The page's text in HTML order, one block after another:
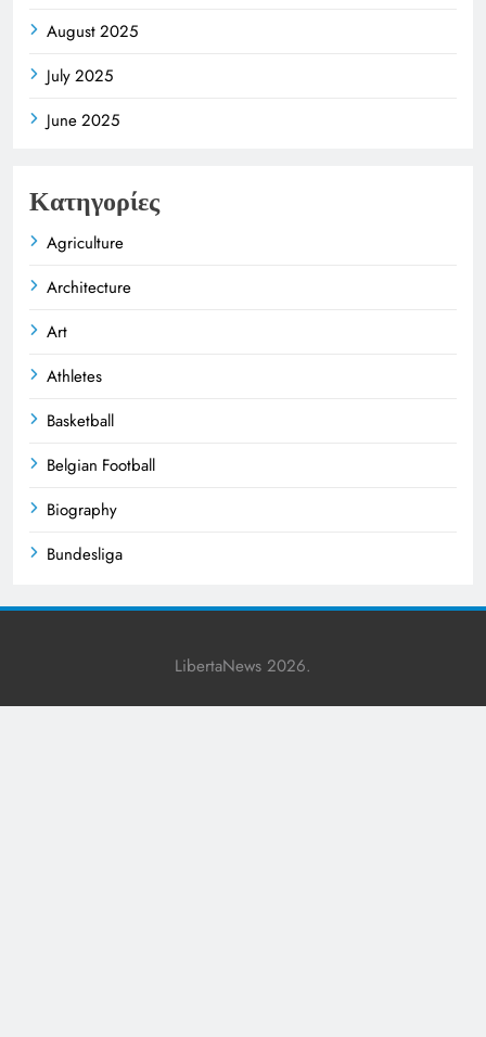
August 2025
July 2025
June 2025
Κατηγορίες
Agriculture
Architecture
Art
Athletes
Basketball
Belgian Football
Biography
Bundesliga
LibertaNews 2026.